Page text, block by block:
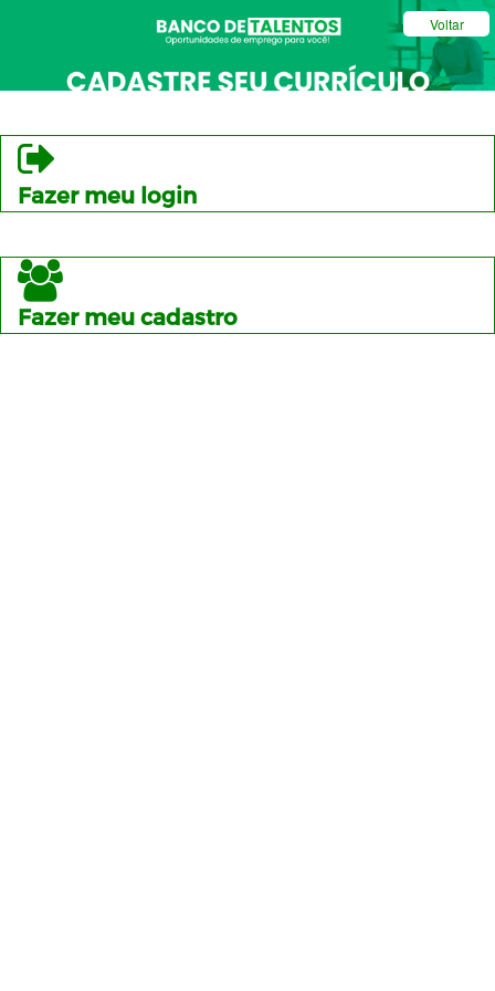
Voltar
Fazer meu login
Fazer meu cadastro